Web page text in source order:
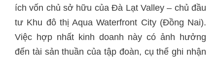
ích vốn chủ sở hữu của Đà Lạt Valley – chủ đầu
tư Khu đô thị Aqua Waterfront City (Đồng Nai).
Việc hợp nhất kinh doanh này có ảnh hưởng
đến tài sản thuần của tập đoàn, cụ thể ghi nhận